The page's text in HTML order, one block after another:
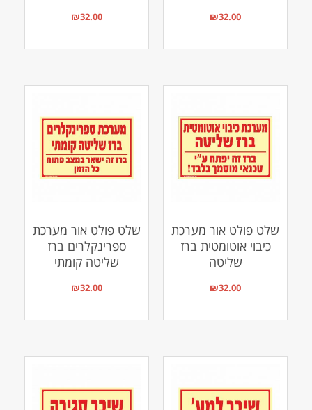
₪32.00
₪32.00
שלט פולט אור מערכת
כיבוי אוטומטית ברז
שליטה
₪32.00
שלט פולט אור מערכת
ספרינקלרים ברז
שליטה קומתי
₪32.00